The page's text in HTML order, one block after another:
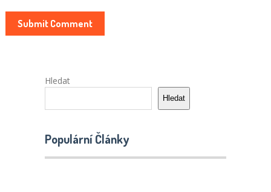
Hledat
Hledat
Populární Články